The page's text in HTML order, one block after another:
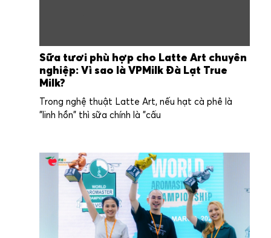
Sữa tươi phù hợp cho Latte Art chuyên
nghiệp: Vì sao là VPMilk Đà Lạt True
Milk?
Trong nghệ thuật Latte Art, nếu hạt cà phê là
"linh hồn" thì sữa chính là "cấu